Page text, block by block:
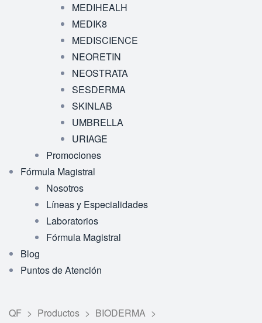
MEDIHEALH
MEDIK8
MEDISCIENCE
NEORETIN
NEOSTRATA
SESDERMA
SKINLAB
UMBRELLA
URIAGE
Promociones
Fórmula Magistral
Nosotros
Líneas y Especialidades
Laboratorios
Fórmula Magistral
Blog
Puntos de Atención
QF > Productos > BIODERMA >